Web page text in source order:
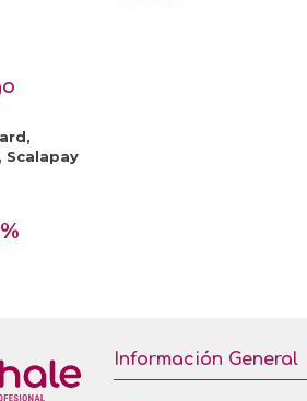
Scalapay
Información General